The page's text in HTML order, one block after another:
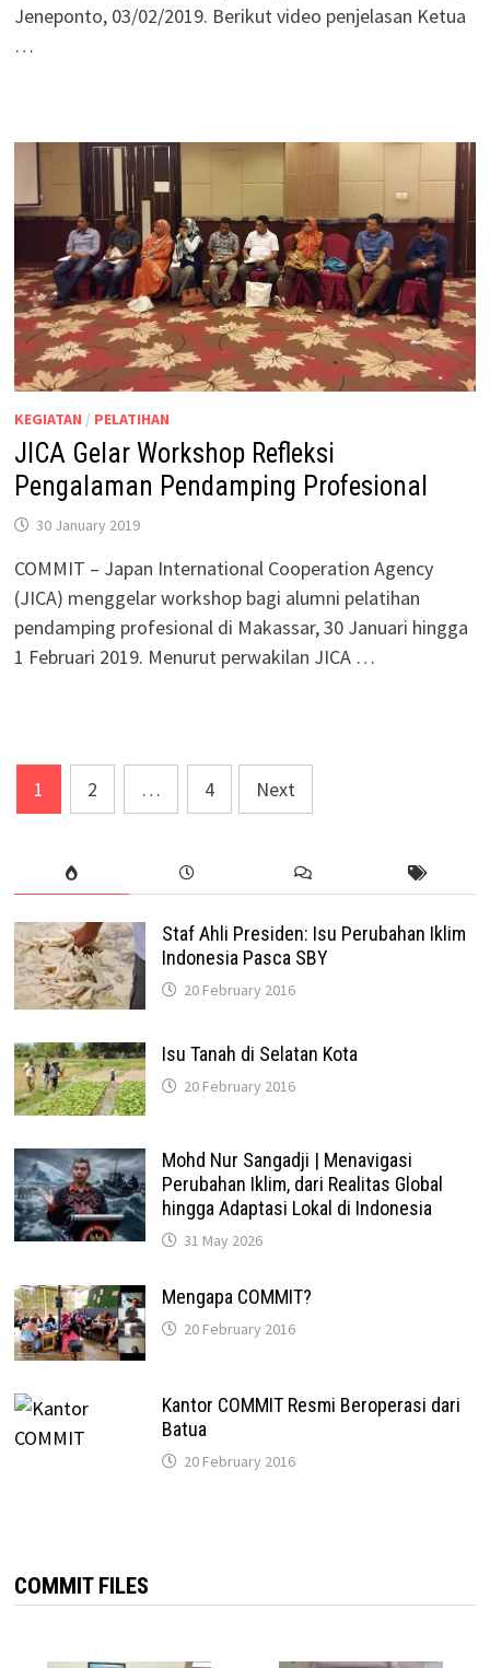
Jeneponto, 03/02/2019. Berikut video penjelasan Ketua
…
KEGIATAN / PELATIHAN
JICA Gelar Workshop Refleksi
Pengalaman Pendamping Profesional
30 January 2019
COMMIT – Japan International Cooperation Agency
(JICA) menggelar workshop bagi alumni pelatihan
pendamping profesional di Makassar, 30 Januari hingga
1 Februari 2019. Menurut perwakilan JICA …
Posts
pagination
1 2 … 4 Next
Staf Ahli Presiden: Isu Perubahan Iklim
Indonesia Pasca SBY
20 February 2016
Isu Tanah di Selatan Kota
20 February 2016
Mohd Nur Sangadji | Menavigasi
Perubahan Iklim, dari Realitas Global
hingga Adaptasi Lokal di Indonesia
31 May 2026
Mengapa COMMIT?
20 February 2016
Kantor COMMIT Resmi Beroperasi dari
Batua
20 February 2016
COMMIT FILES